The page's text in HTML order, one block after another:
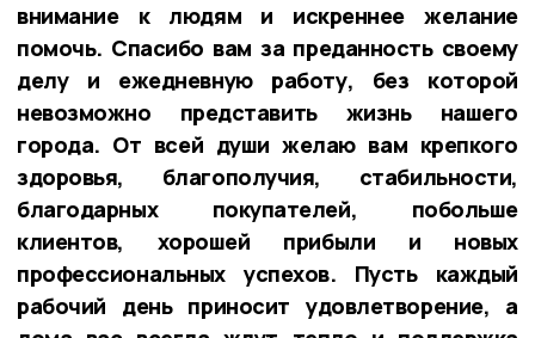
внимание к людям и искреннее желание
помочь. Спасибо вам за преданность своему
делу и ежедневную работу, без которой
невозможно представить жизнь нашего
города. От всей души желаю вам крепкого
здоровья, благополучия, стабильности,
благодарных покупателей, побольше
клиентов, хорошей прибыли и новых
профессиональных успехов. Пусть каждый
рабочий день приносит удовлетворение, а